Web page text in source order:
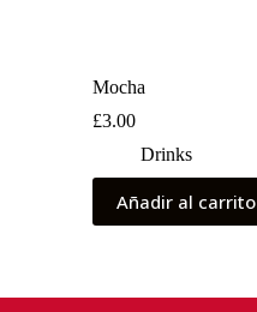
Mocha
£3.00
Drinks
Añadir al carrito